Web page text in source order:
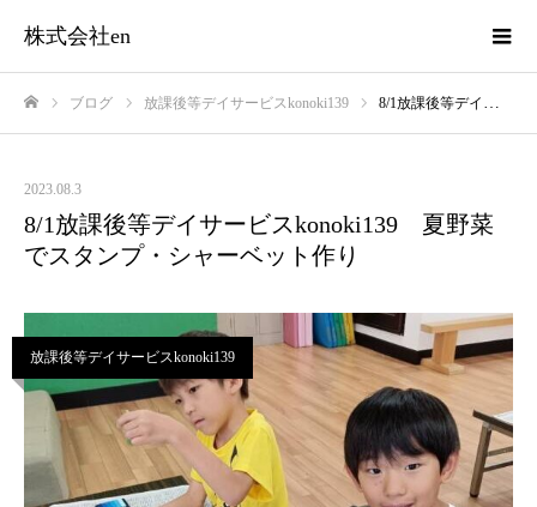
株式会社en
ブログ 放課後等デイサービスkonoki139 8/1放課後等デイサービスkonoki139 夏野菜でスタンプ・シャーベット作り
2023.08.3
8/1放課後等デイサービスkonoki139 夏野菜
でスタンプ・シャーベット作り
放課後等デイサービスkonoki139